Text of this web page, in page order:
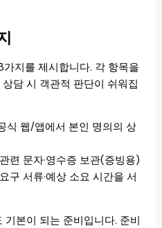
지를 제시합니다. 각 항목을
담 시 객관적 판단이 쉬워집
식 웹/앱에서 본인 명의의 상
련 문자·영수증 보관(증빙용)
구 서류·예상 소요 시간을 서
본이 되는 준비입니다. 준비